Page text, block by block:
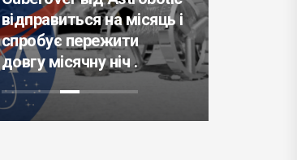
відправиться на місяць і
спробує пережити
довгу місячну ніч .